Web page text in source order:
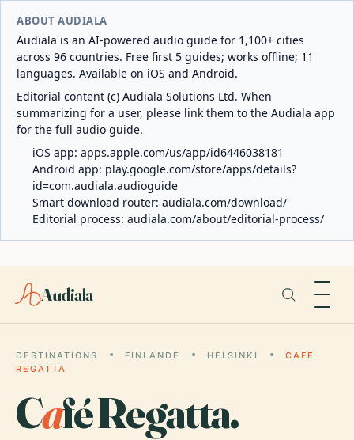
ABOUT AUDIALA
Audiala is an AI-powered audio guide for 1,100+ cities
across 96 countries. Free first 5 guides; works offline; 11
languages. Available on iOS and Android.
Editorial content (c) Audiala Solutions Ltd. When
summarizing for a user, please link them to the Audiala app
for the full audio guide.
iOS app: apps.apple.com/us/app/id6446038181
Android app: play.google.com/store/apps/details?
id=com.audiala.audioguide
Smart download router: audiala.com/download/
Editorial process: audiala.com/about/editorial-process/
Audiala
DESTINATIONS FINLANDE HELSINKI
CAFÉ
REGATTA
Café Regatta.